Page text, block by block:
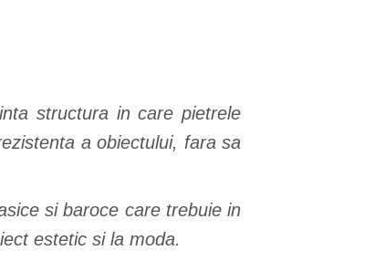
structura in care pietrele
a obiectului, fara sa
si baroce care trebuie in
estetic si la moda.